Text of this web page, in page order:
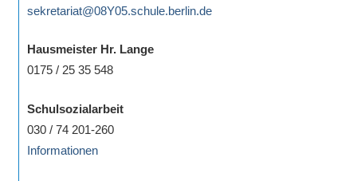
sekretariat@08Y05.schule.berlin.de
Hausmeister Hr. Lange
0175 / 25 35 548
Schulsozialarbeit
030 / 74 201-260
Informationen